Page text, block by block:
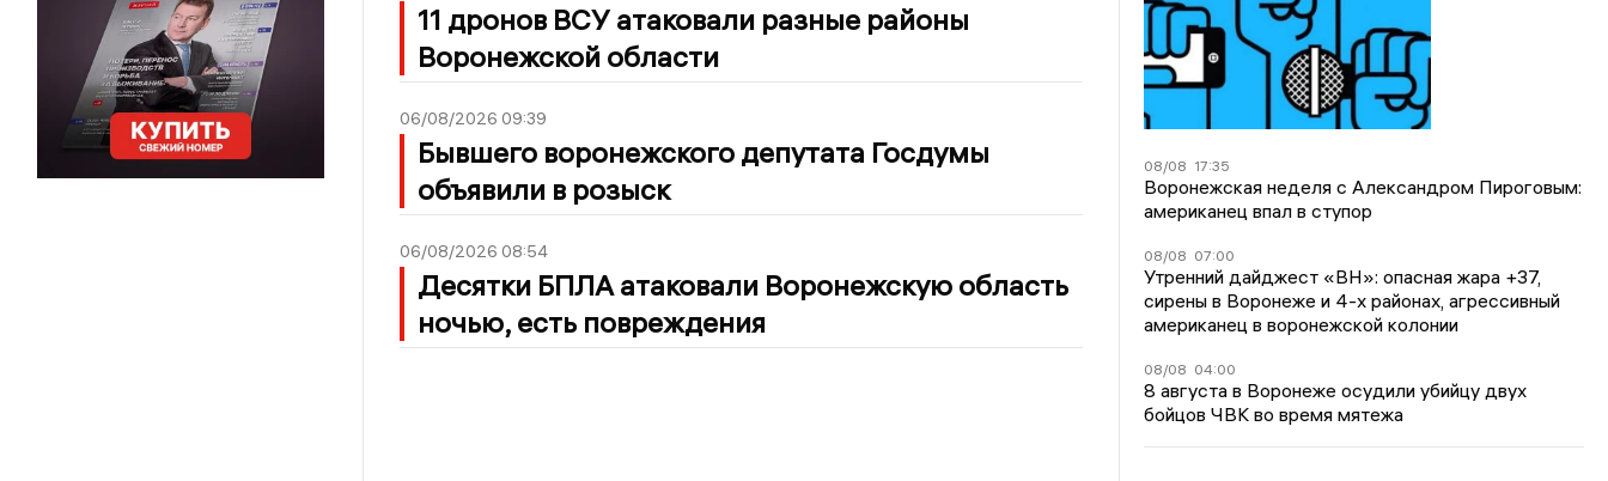
11 дронов ВСУ атаковали разные районы
Воронежской области
06/08/2026 09:39
Бывшего воронежского депутата Госдумы
объявили в розыск
06/08/2026 08:54
Десятки БПЛА атаковали Воронежскую область
ночью, есть повреждения
08/08 17:35
Воронежская неделя с Александром Пироговым:
американец впал в ступор
08/08 07:00
Утренний дайджест «ВН»: опасная жара +37,
сирены в Воронеже и 4-х районах, агрессивный
американец в воронежской колонии
08/08 04:00
8 августа в Воронеже осудили убийцу двух
бойцов ЧВК во время мятежа